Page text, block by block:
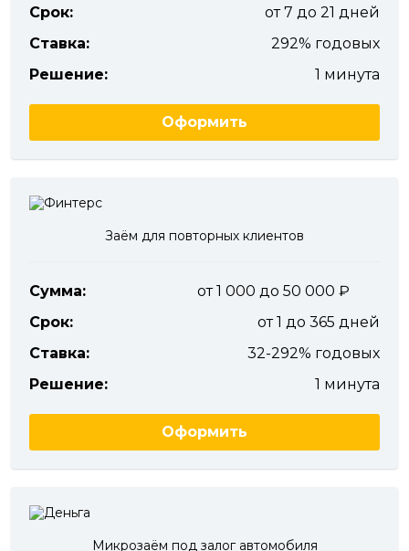
Срок:
от 7 до 21 дней
Ставка:
292% годовых
Решение:
1 минута
Оформить
Заём для повторных клиентов
Сумма:
от 1 000 до 50 000
Срок:
от 1 до 365 дней
Ставка:
32-292% годовых
Решение:
1 минута
Оформить
Микрозаём под залог автомобиля